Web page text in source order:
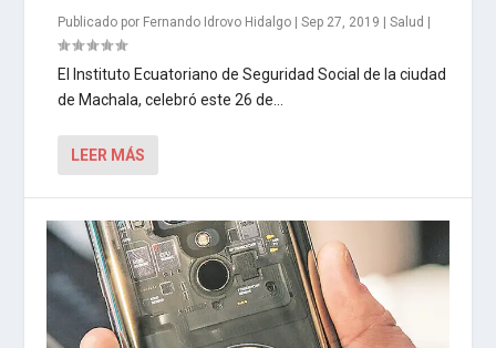
Publicado por Fernando Idrovo Hidalgo |Sep 27, 2019 |Salud |
El Instituto Ecuatoriano de Seguridad Social de la ciudad
de Machala, celebró este 26 de...
LEER MÁS